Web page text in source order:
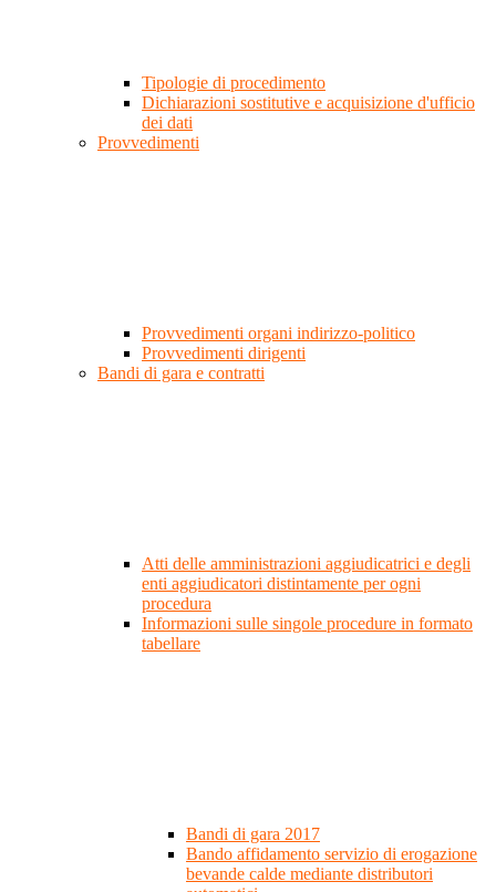
Tipologie di procedimento
Dichiarazioni sostitutive e acquisizione d'ufficio
dei dati
Provvedimenti
Provvedimenti organi indirizzo-politico
Provvedimenti dirigenti
Bandi di gara e contratti
Atti delle amministrazioni aggiudicatrici e degli
enti aggiudicatori distintamente per ogni
procedura
Informazioni sulle singole procedure in formato
tabellare
Bandi di gara 2017
Bando affidamento servizio di erogazione
bevande calde mediante distributori